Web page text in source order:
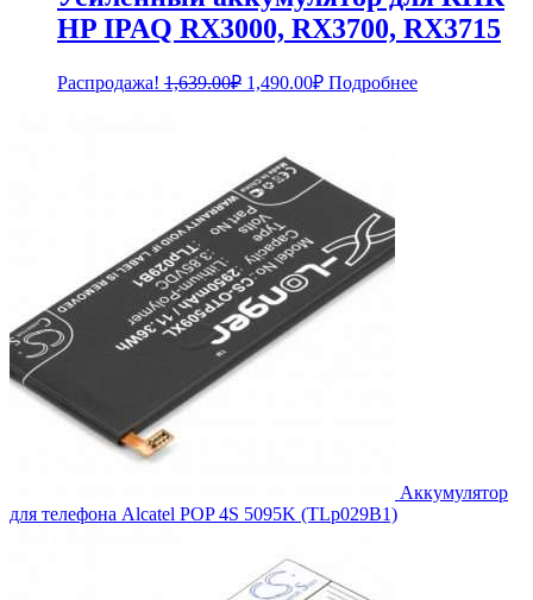
HP IPAQ RX3000, RX3700, RX3715
Распродажа! 1,639.00₽ Первоначальная
1,490.00₽Текущая
цена:
Подробнее
Аккумулятор
для телефона Alcatel POP 4S 5095K (TLp029B1)